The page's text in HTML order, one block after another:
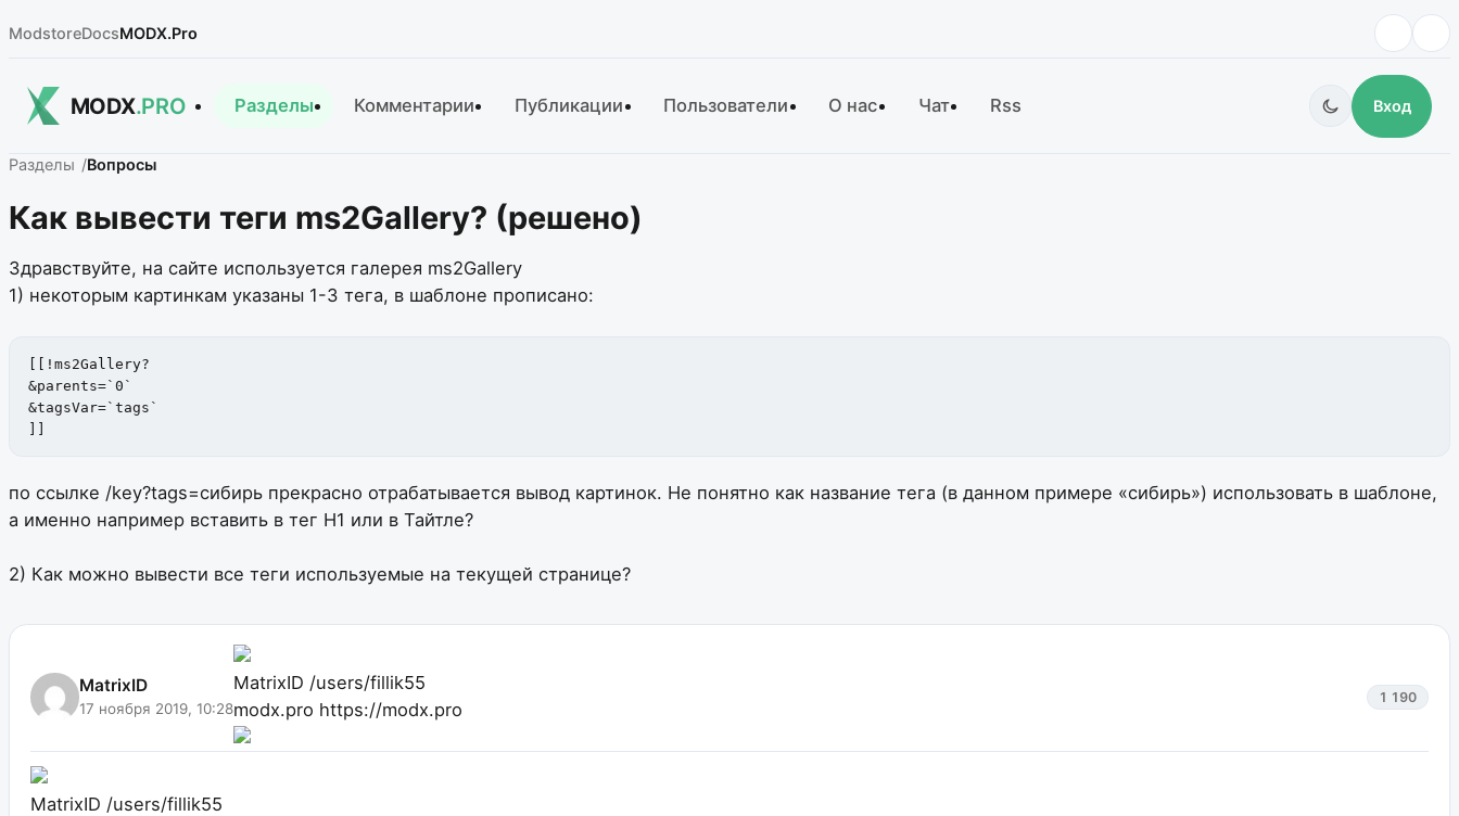
ModstoreDocsMODX.Pro
MODX.PRO Разделы Комментарии Публикации Пользователи О нас Чат Rss Вход
Разделы Вопросы
Как вывести теги ms2Gallery? (решено)
Здравствуйте, на сайте используется галерея ms2Gallery
1) некоторым картинкам указаны 1-3 тега, в шаблоне прописано:
[[!ms2Gallery?
&parents=`0`
&tagsVar=`tags`
]]
по ссылке /key?tags=сибирь прекрасно отрабатывается вывод картинок. Не понятно как название тега (в данном примере «сибирь») использовать в шаблоне,
а именно например вставить в тег H1 или в Тайтле?
2) Как можно вывести все теги используемые на текущей странице?
MatrixID
17 ноября 2019, 10:28
MatrixID /users/fillik55
modx.pro https://modx.pro
1 190
MatrixID /users/fillik55